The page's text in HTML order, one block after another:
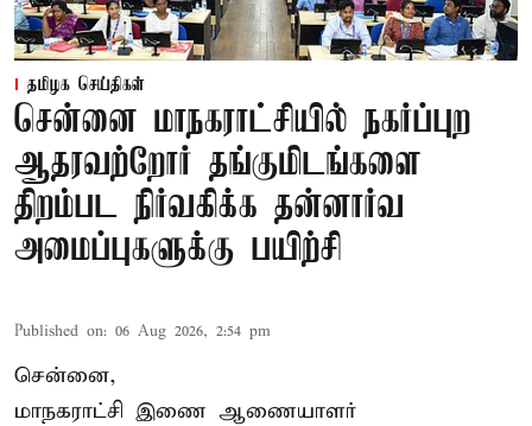
தமிழக செய்திகள்
சென்னை மாநகராட்சியில் நகர்ப்புற
ஆதரவற்றோர் தங்குமிடங்களை
திறம்பட நிர்வகிக்க தன்னார்வ
அமைப்புகளுக்கு பயிற்சி
Published on: 06 Aug 2026, 2:54 pm
சென்னை,
மாநகராட்சி இணை ஆணையாளர்